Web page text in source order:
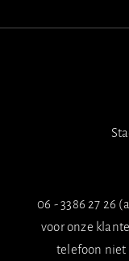
06 - 3386 27 26
voor onze
telefoon niet